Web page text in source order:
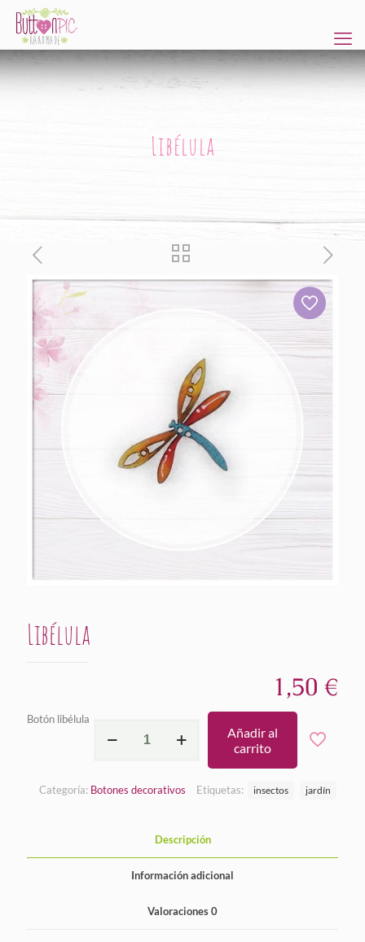
Libélula
Libélula
1,50 €
Botón libélula
cantidad
Añadir al
carrito
Categoría: Botones decorativos Etiquetas: insectos jardín
Descripción
Información adicional
Valoraciones0